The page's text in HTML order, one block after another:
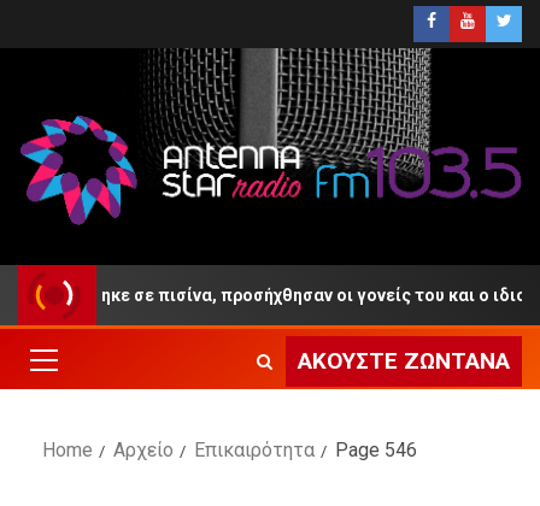
σε πισίνα, προσήχθησαν οι γονείς του και ο ιδιοκτήτης του
ΑΚΟΎΣΤΕ ΖΩΝΤΑΝΆ
Home Αρχείο Επικαιρότητα Page 546